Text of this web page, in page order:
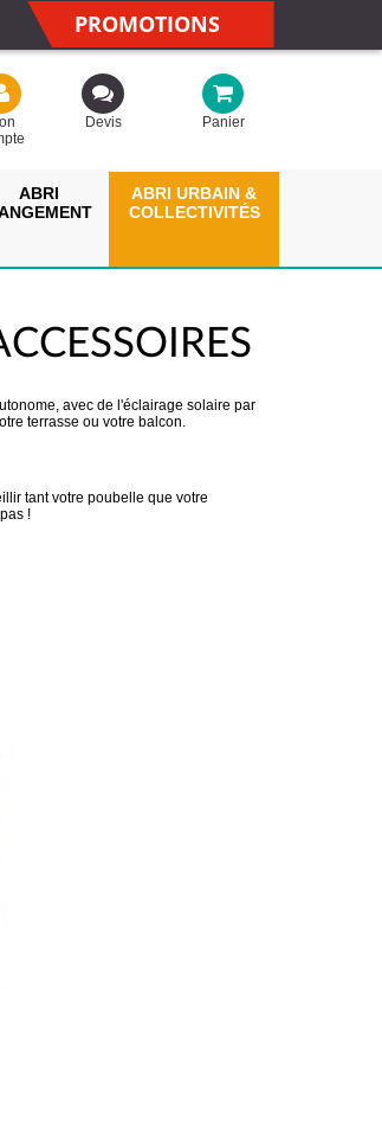
PROMOTIONS
Devis Panier
ABRI
ABRI URBAIN &
COLLECTIVITÉS
avec de l'éclairage solaire par
terrasse ou votre balcon.
tant votre poubelle que votre
!